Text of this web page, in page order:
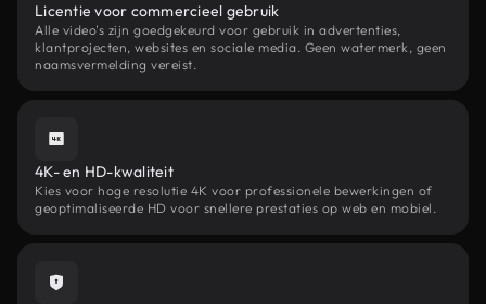
Licentie voor commercieel gebruik
Alle video's zijn goedgekeurd voor gebruik in advertenties,
klantprojecten, websites en sociale media. Geen watermerk, geen
naamsvermelding vereist.
4K- en HD-kwaliteit
Kies voor hoge resolutie 4K voor professionele bewerkingen of
geoptimaliseerde HD voor snellere prestaties op web en mobiel.